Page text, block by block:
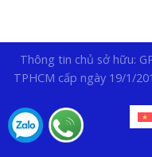
Thông tin chủ sở hữu:
TPHCM cấp ngày 19/1/